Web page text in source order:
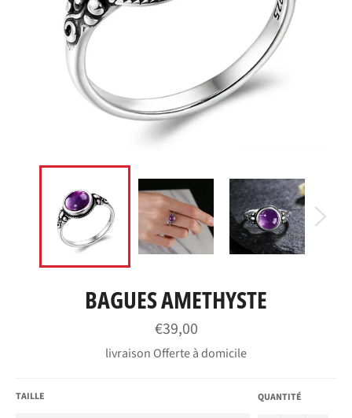
BAGUES AMETHYSTE
Prix
régulier
€39,00
livraison Offerte à domicile
TAILLE QUANTITÉ